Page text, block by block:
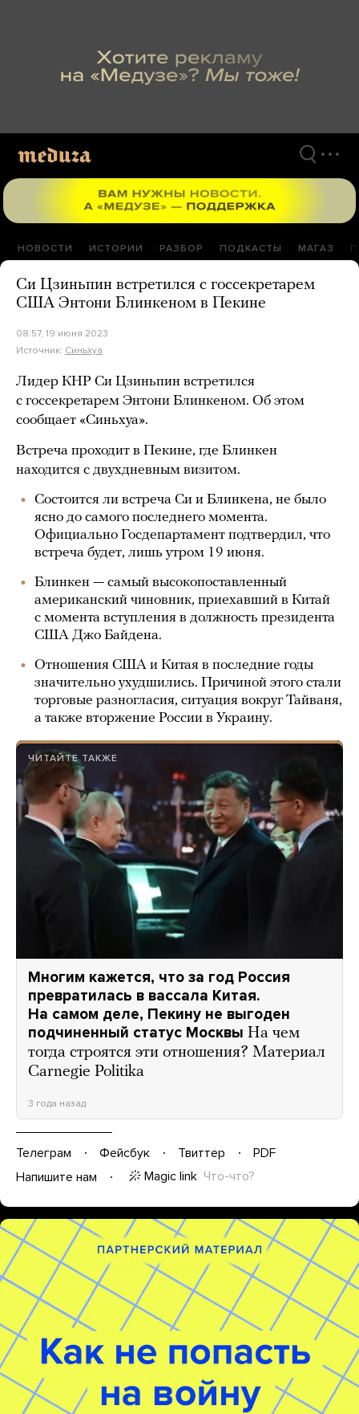
НОВОСТИ ИСТОРИИ РАЗБОР ПОДКАСТЫ МАГАЗ
Си Цзиньпин встретился с госсекретарем
США Энтони Блинкеном в Пекине
08:57, 19 июня 2023
Источник: Синьхуа
Лидер КНР Си Цзиньпин встретился
с госсекретарем Энтони Блинкеном. Об этом
сообщает «Синьхуа».
Встреча проходит в Пекине, где Блинкен
находится с двухдневным визитом.
Состоится ли встреча Си и Блинкена, не было
ясно до самого последнего момента.
Официально Госдепартамент подтвердил, что
встреча будет, лишь утром 19 июня.
Блинкен — самый высокопоставленный
американский чиновник, приехавший в Китай
с момента вступления в должность президента
США Джо Байдена.
Отношения США и Китая в последние годы
значительно ухудшились. Причиной этого стали
торговые разногласия, ситуация вокруг Тайваня,
а также вторжение России в Украину.
ЧИТАЙТЕ ТАКЖЕ
Многим кажется, что за год Россия
превратилась в вассала Китая.
На самом деле, Пекину не выгоден
подчиненный статус Москвы На чем
тогда строятся эти отношения? Материал
Carnegie Politika
3 года назад
Телеграм Фейсбук Твиттер
PDF
Напишите нам
Magic link Что-что?